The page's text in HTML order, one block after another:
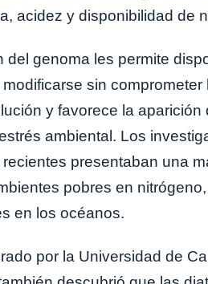
acidez y disponibilidad de
del genoma les permite
modificarse sin
y favorece la
ambiental. Los
presentaban una
pobres en
en los océanos.
por la Universidad de